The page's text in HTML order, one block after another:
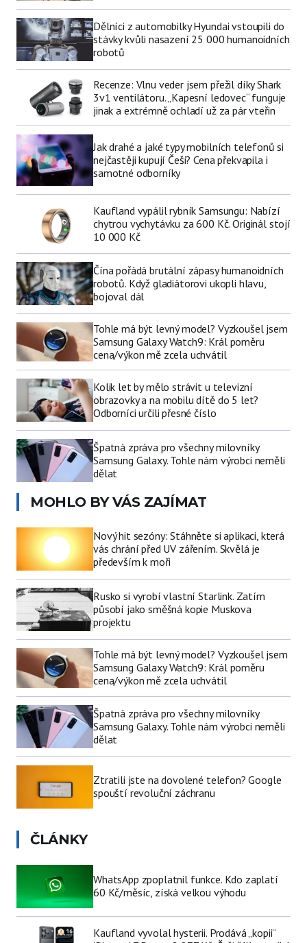
Dělníci z automobilky Hyundai vstoupili do
stávky kvůli nasazení 25 000 humanoidních
robotů
Recenze: Vlnu veder jsem přežil díky Shark
3v1 ventilátoru. „Kapesní ledovec“ funguje
jinak a extrémně ochladí už za pár vteřin
Jak drahé a jaké typy mobilních telefonů si
nejčastěji kupují Češi? Cena překvapila i
samotné odborníky
Kaufland vypálil rybník Samsungu: Nabízí
chytrou vychytávku za 600 Kč. Originál stojí
10 000 Kč
Čína pořádá brutální zápasy humanoidních
robotů. Když gladiátorovi ukopli hlavu,
bojoval dál
Tohle má být levný model? Vyzkoušel jsem
Samsung Galaxy Watch9: Král poměru
cena/výkon mě zcela uchvátil
Kolik let by mělo strávit u televizní
obrazovky a na mobilu dítě do 5 let?
Odborníci určili přesné číslo
Špatná zpráva pro všechny milovníky
Samsung Galaxy. Tohle nám výrobci neměli
dělat
MOHLO BY VÁS ZAJÍMAT
Nový hit sezóny: Stáhněte si aplikaci, která
vás chrání před UV zářením. Skvělá je
především k moři
Rusko si vyrobí vlastní Starlink. Zatím
působí jako směšná kopie Muskova
projektu
Tohle má být levný model? Vyzkoušel jsem
Samsung Galaxy Watch9: Král poměru
cena/výkon mě zcela uchvátil
Špatná zpráva pro všechny milovníky
Samsung Galaxy. Tohle nám výrobci neměli
dělat
Ztratili jste na dovolené telefon? Google
spouští revoluční záchranu
ČLÁNKY
WhatsApp zpoplatnil funkce. Kdo zaplatí
60 Kč/měsíc, získá velkou výhodu
Kaufland vyvolal hysterii. Prodává „kopii“